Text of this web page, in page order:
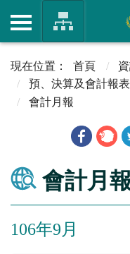
首頁
預、決算及會計報表
會計月報
會計月報
106年9月